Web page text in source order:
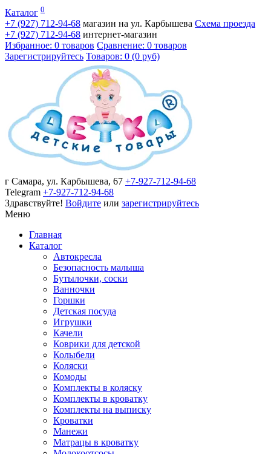
Каталог 0
+7 (927) 712-94-68 магазин на ул. Карбышева Схема проезда
+7 (927) 712-94-68 интернет-магазин
Избранное: 0 товаров Сравнение: 0 товаров
Зарегистрируйтесь Товаров: 0 (0 руб)
г Самара, ул. Карбышева, 67 +7-927-712-94-68
Telegram +7-927-712-94-68
Здравствуйте! Войдите или зарегистрируйтесь
Меню
Главная
Каталог
Автокресла
Безопасность малыша
Бутылочки, соски
Ванночки
Горшки
Детская посуда
Игрушки
Качели
Коврики для детской
Колыбели
Коляски
Комоды
Комплекты в коляску
Комплекты в кроватку
Комплекты на выписку
Кроватки
Манежи
Матрацы в кроватку